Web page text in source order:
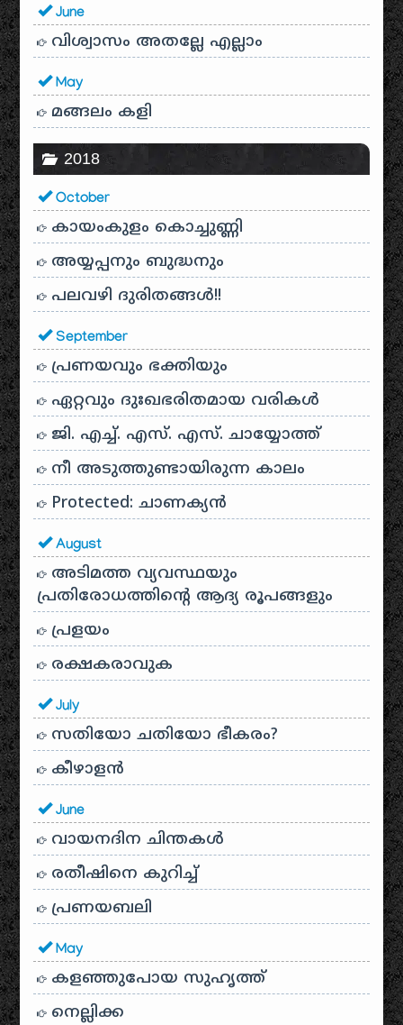
June
വിശ്വാസം അതല്ലേ എല്ലാം
May
മങ്ങലം കളി
2018
October
കായം‌കുളം കൊച്ചുണ്ണി
അയ്യപ്പനും ബുദ്ധനും
പലവഴി ദുരിതങ്ങൾ!!
September
പ്രണയവും ഭക്തിയും
ഏറ്റവും ദുഃഖഭരിതമായ വരികൾ
ജി. എച്ച്. എസ്. എസ്. ചായ്യോത്ത്
നീ അടുത്തുണ്ടായിരുന്ന കാലം
Protected: ചാണക്യന്‍
August
അടിമത്ത വ്യവസ്ഥയും
പ്രതിരോധത്തിന്റെ ആദ്യ രൂപങ്ങളും
പ്രളയം
രക്ഷകരാവുക
July
സതിയോ ചതിയോ ഭീകരം?
കീഴാളന്‍
June
വായനദിന ചിന്തകൾ
രതീഷിനെ കുറിച്ച്
പ്രണയബലി
May
കളഞ്ഞുപോയ സുഹൃത്ത്
നെല്ലിക്ക